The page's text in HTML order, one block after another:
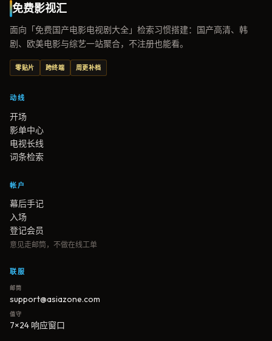
免费影视汇
面向「免费国产电影电视剧大全」检索习惯搭建：国产高清、韩
剧、欧美电影与综艺一站聚合，不注册也能看。
零贴片 跨终端 周更补档
动线
开场
影单中心
电视长线
词条检索
帐户
幕后手记
入场
登记会员
意见走邮筒，不做在线工单
联服
邮筒
support@asiazone.com
值守
7×24 响应窗口